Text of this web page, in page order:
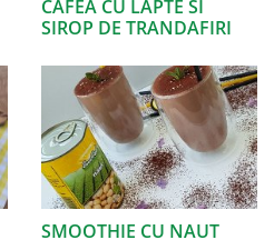
CAFEA CU LAPTE SI
SIROP DE TRANDAFIRI
SMOOTHIE CU NAUT